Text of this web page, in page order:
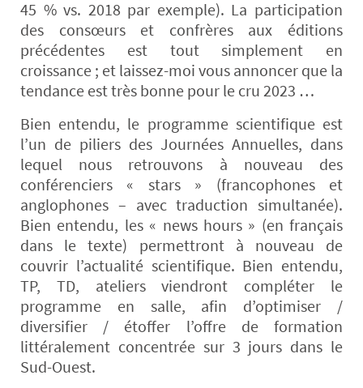
45 % vs. 2018 par exemple). La participation
des consœurs et confrères aux éditions
précédentes est tout simplement en
croissance ; et laissez-moi vous annoncer que la
tendance est très bonne pour le cru 2023 …
Bien entendu, le programme scientifique est
l’un de piliers des Journées Annuelles, dans
lequel nous retrouvons à nouveau des
conférenciers « stars » (francophones et
anglophones – avec traduction simultanée).
Bien entendu, les « news hours » (en français
dans le texte) permettront à nouveau de
couvrir l’actualité scientifique. Bien entendu,
TP, TD, ateliers viendront compléter le
programme en salle, afin d’optimiser /
diversifier / étoffer l’offre de formation
littéralement concentrée sur 3 jours dans le
Sud-Ouest.